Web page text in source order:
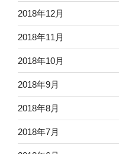
2018年12月
2018年11月
2018年10月
2018年9月
2018年8月
2018年7月